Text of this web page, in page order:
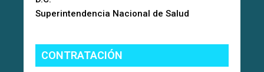
Superintendencia Nacional de Salud
CONTRATACIÓN